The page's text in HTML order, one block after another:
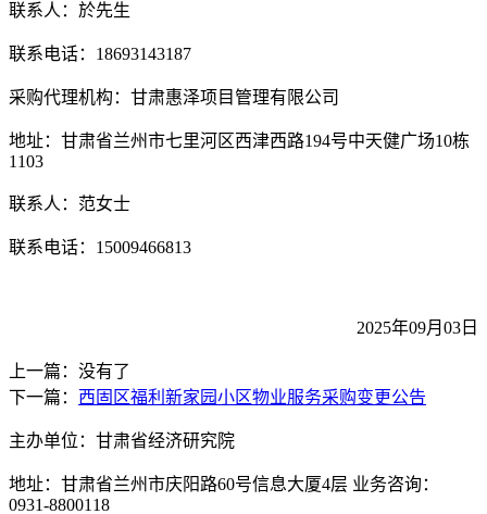
联系人：於先生
联系电话： 18693143187
采购代理机构：甘肃惠泽项目管理有限公司
地址：甘肃省兰州市七里河区西津西路194号中天健广场10栋
1103
联系人：范女士
联系电话： 15009466813
2025年09月03日
上一篇：没有了
下一篇： 西固区福利新家园小区物业服务采购变更公告
主办单位：甘肃省经济研究院
地址：甘肃省兰州市庆阳路60号信息大厦4层 业务咨询：
0931-8800118